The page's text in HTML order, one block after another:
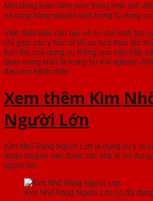
Mỗi dòng bơm tiêm inox trong hình ảnh
và công năng chuyên biệt trong tủ dụng cụ
Việc thấu hiểu cấu tạo và cơ chế sinh lực
chỉ giúp các y bác sĩ tối ưu hóa thao tác
tuổi thọ của dụng cụ thông qua việc hấp
quan trọng nhất là mang lại trải nghiệm
đau cho bệnh nhân.
Xem thêm Kìm
Người Lớn
Kìm Nhổ Răng Người Lớn là dụng cụ y tế
thuật chuyên sâu được các nha sĩ sử
người lớn.
Kìm Nhổ Răng Người Lớn có đa